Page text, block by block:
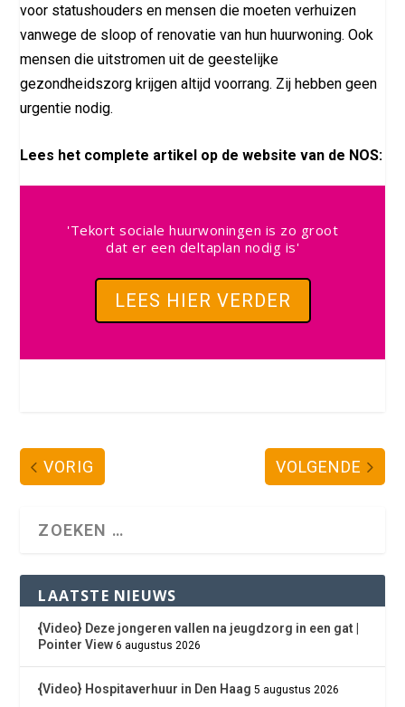
voor statushouders en mensen die moeten verhuizen
vanwege de sloop of renovatie van hun huurwoning. Ook
mensen die uitstromen uit de geestelijke
gezondheidszorg krijgen altijd voorrang. Zij hebben geen
urgentie nodig.
Lees het complete artikel op de website van de NOS:
'Tekort sociale huurwoningen is zo groot
dat er een deltaplan nodig is'
LEES HIER VERDER
VORIG VOLGENDE
LAATSTE NIEUWS
{Video} Deze jongeren vallen na jeugdzorg in een gat |
Pointer View 6 augustus 2026
{Video} Hospitaverhuur in Den Haag 5 augustus 2026